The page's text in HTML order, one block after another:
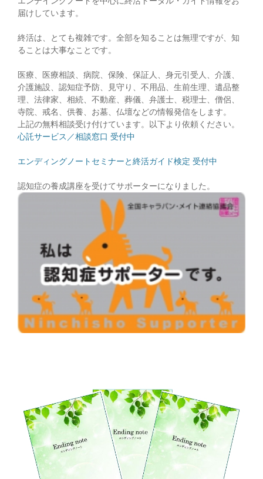
届けしています。
終活は、とても複雑です。全部を知ることは無理ですが、知
ることは大事なことです。
医療、医療相談、病院、保険、保証人、身元引受人、介護、
介護施設、認知症予防、見守り、不用品、生前生理、遺品整
理、法律家、相続、不動産、葬儀、弁護士、税理士、僧侶、
寺院、戒名、供養、お墓、仏壇などの情報発信をします。
上記の無料相談受け付けています。以下より依頼ください。
心託サービス／相談窓口 受付中
エンディングノートセミナーと終活ガイド検定 受付中
認知症の養成講座を受けてサポーターになりました。